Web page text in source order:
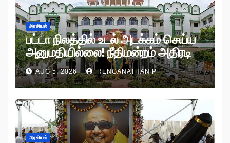
அரசியல்
பட்டா நிலத்தில் உடல் அடக்கம் செய்ய
அனுமதியில்லை! நீதிமன்றம் அதிரடி
உத்தரவு!
AUG 5, 2026 RENGANATHAN P
அரசியல்